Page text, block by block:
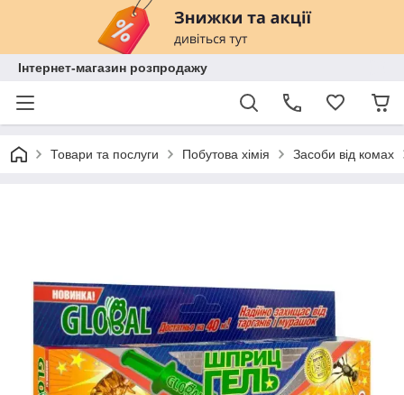
Інтернет-магазин розпродажу
Товари та послуги Побутова хімія Засоби від комах